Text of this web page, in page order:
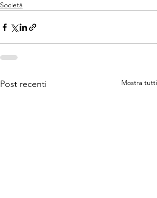
Società
Post recenti Mostra tutti